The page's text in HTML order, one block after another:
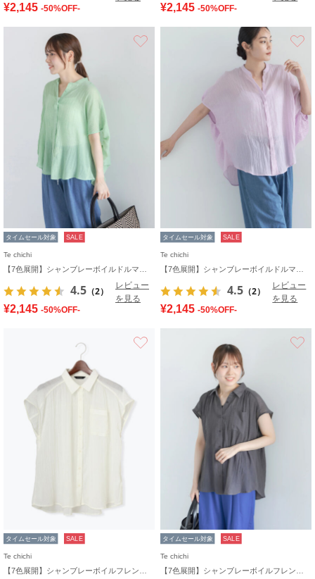
¥2,145 -50%OFF-
¥2,145 -50%OFF-
タイムセール対象 SALE
Te chichi
4.5 （2）
レビュー
を見る
¥2,145 -50%OFF-
タイムセール対象 SALE
Te chichi
4.5 （2）
レビュー
を見る
¥2,145 -50%OFF-
タイムセール対象 SALE
Te chichi
タイムセール対象 SALE
Te chichi